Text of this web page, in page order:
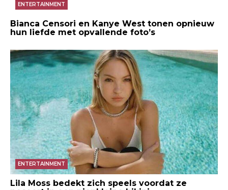
ENTERTAINMENT
Bianca Censori en Kanye West tonen opnieuw
hun liefde met opvallende foto’s
ENTERTAINMENT
Lila Moss bedekt zich speels voordat ze